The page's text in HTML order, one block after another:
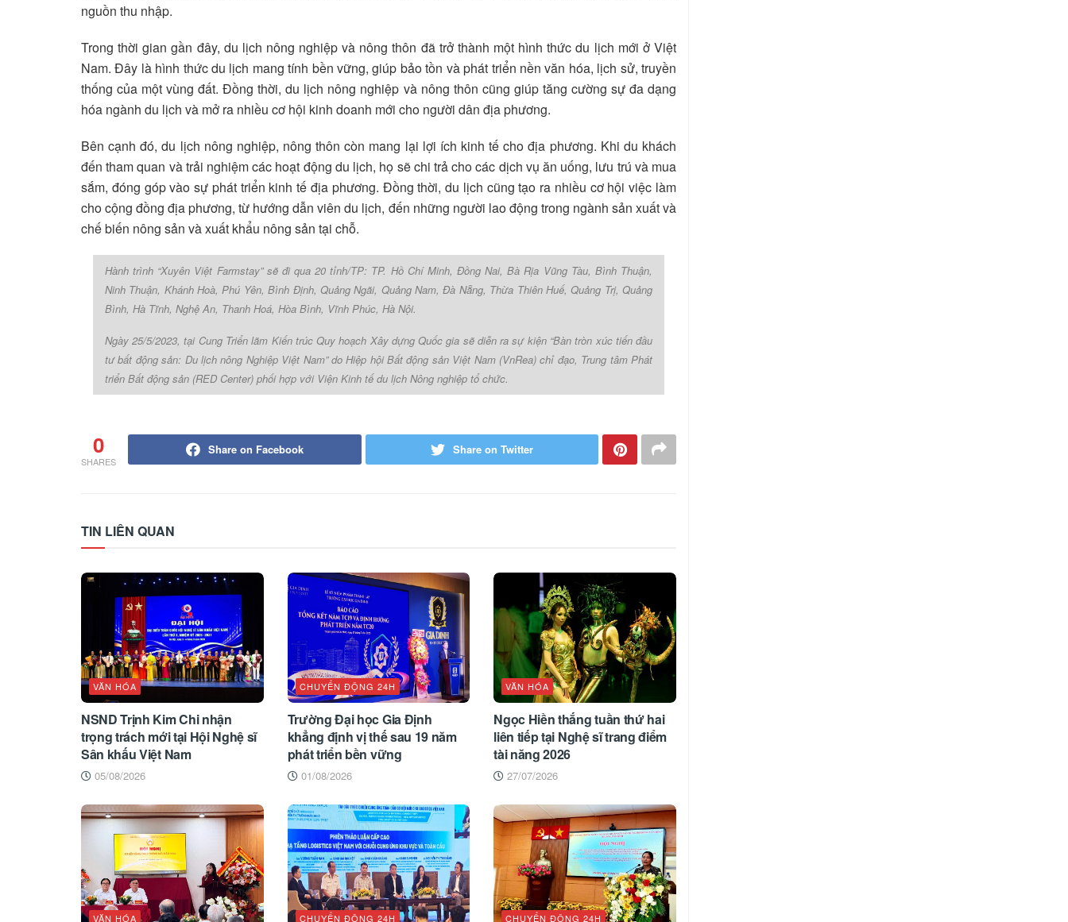
nguồn thu nhập.
Trong thời gian gần đây, du lịch nông nghiệp và nông thôn đã trở thành một hình thức du lịch mới ở Việt
Nam. Đây là hình thức du lịch mang tính bền vững, giúp bảo tồn và phát triển nền văn hóa, lịch sử, truyền
thống của một vùng đất. Đồng thời, du lịch nông nghiệp và nông thôn cũng giúp tăng cường sự đa dạng
hóa ngành du lịch và mở ra nhiều cơ hội kinh doanh mới cho người dân địa phương.
Bên cạnh đó, du lịch nông nghiệp, nông thôn còn mang lại lợi ích kinh tế cho địa phương. Khi du khách
đến tham quan và trải nghiệm các hoạt động du lịch, họ sẽ chi trả cho các dịch vụ ăn uống, lưu trú và mua
sắm, đóng góp vào sự phát triển kinh tế địa phương. Đồng thời, du lịch cũng tạo ra nhiều cơ hội việc làm
cho cộng đồng địa phương, từ hướng dẫn viên du lịch, đến những người lao động trong ngành sản xuất và
chế biến nông sản và xuất khẩu nông sản tại chỗ.
Hành trình “Xuyên Việt Farmstay” sẽ đi qua 20 tỉnh/TP: TP. Hồ Chí Minh, Đồng Nai, Bà Rịa Vũng Tàu, Bình Thuận,
Ninh Thuận, Khánh Hoà, Phú Yên, Bình Định, Quảng Ngãi, Quảng Nam, Đà Nẵng, Thừa Thiên Huế, Quảng Trị, Quảng
Bình, Hà Tĩnh, Nghệ An, Thanh Hoá, Hòa Bình, Vĩnh Phúc, Hà Nội.
Ngày 25/5/2023, tại Cung Triển lãm Kiến trúc Quy hoạch Xây dựng Quốc gia sẽ diễn ra sự kiện “Bàn tròn xúc tiến đầu
tư bất động sản: Du lịch nông Nghiệp Việt Nam” do Hiệp hội Bất động sản Việt Nam (VnRea) chỉ đạo, Trung tâm Phát
triển Bất động sản (RED Center) phối hợp với Viện Kinh tế du lịch Nông nghiệp tổ chức.
0
SHARES
Share on Facebook Share on Twitter
TIN LIÊN QUAN
VĂN HÓA
NSND Trịnh Kim Chi nhận
trọng trách mới tại Hội Nghệ sĩ
Sân khấu Việt Nam
05/08/2026
CHUYỂN ĐỘNG 24H
Trường Đại học Gia Định
khẳng định vị thế sau 19 năm
phát triển bền vững
01/08/2026
VĂN HÓA
Ngọc Hiền thắng tuần thứ hai
liên tiếp tại Nghệ sĩ trang điểm
tài năng 2026
27/07/2026
VĂN HÓA CHUYỂN ĐỘNG 24H CHUYỂN ĐỘNG 24H